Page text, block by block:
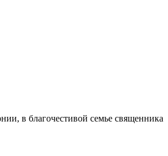
в бла­го­че­сти­вой се­мье свя­щен­ни­ка